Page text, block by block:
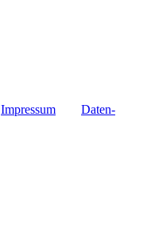
Impres­sum
Daten­